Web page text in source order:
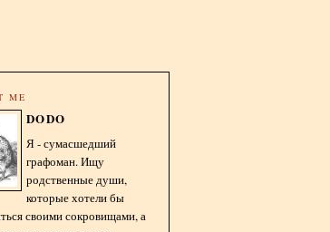
ME
DODO
Я - сумасшедший
графоман. Ищу
родственные души,
которые хотели бы
своими сокровищами, а